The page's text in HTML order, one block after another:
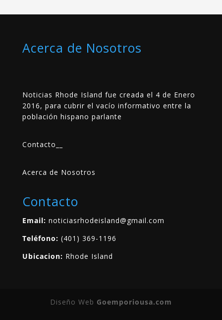
Acerca de Nosotros
Noticias Rhode Island fue creada el 4 de Enero
2016, para cubrir el vacío informativo entre la
población hispano parlante
Contacto
Acerca de Nosotros
Contacto
Email: noticiasrhodeisland@gmail.com
Teléfono: (401) 369-1196
Ubicacion: Rhode Island
Diseño Web Goemporiousa.com